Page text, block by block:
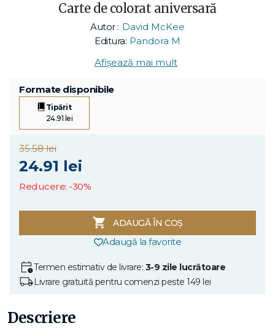
Carte de colorat aniversară
Autor : David McKee
Editura: Pandora M
Afișează mai mult
Formate disponibile
Tipărit
24.91 lei
35.58 lei
24.91 lei
Reducere: -30%
ADAUGĂ ÎN COȘ
Adaugă la favorite
Termen estimativ de livrare: 3-9 zile lucrătoare
Livrare gratuită pentru comenzi peste 149 lei
Descriere